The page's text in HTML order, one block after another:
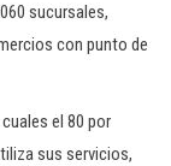
sucursales,
con punto de
el 80 por
sus servicios,